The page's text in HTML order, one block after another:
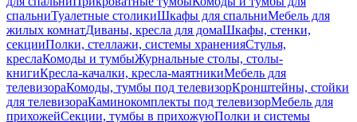
спальниТуалетные столикиШкафы для спальниМебель для
жилых комнатДиваны, кресла для домаШкафы, стенки,
секцииПолки, стеллажи, системы храненияСтулья,
креслаКомоды и тумбыЖурнальные столы, столы-
книгиКресла-качалки, кресла-маятникиМебель для
телевизораКомоды, тумбы под телевизорКронштейны, стойки
для телевизораКаминокомплекты под телевизорМебель для
прихожейСекции, тумбы в прихожуюПолки и системы